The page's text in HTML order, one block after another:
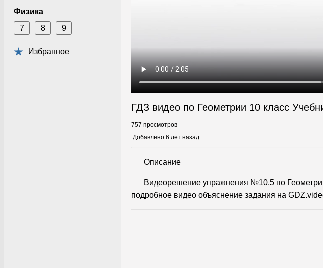
Физика
7
8 9
Избранное
ГДЗ видео по Геометрии 10 класс
757 просмотров
Добавлено 6 лет назад
Описание
Видеорешение упражнения №10.5 по
подробное видео объяснение задания на